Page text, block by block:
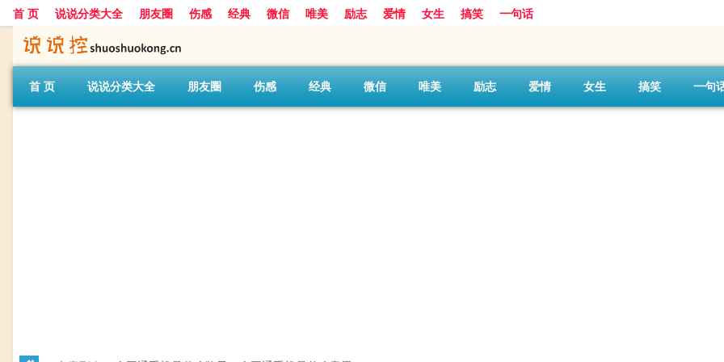
首 页 说说分类大全 朋友圈 伤感 经典 微信 唯美 励志 爱情 女生 搞笑 一句话
首 页 说说分类大全 朋友圈 伤感 经典 微信 唯美 励志 爱情 女生 搞笑 一句